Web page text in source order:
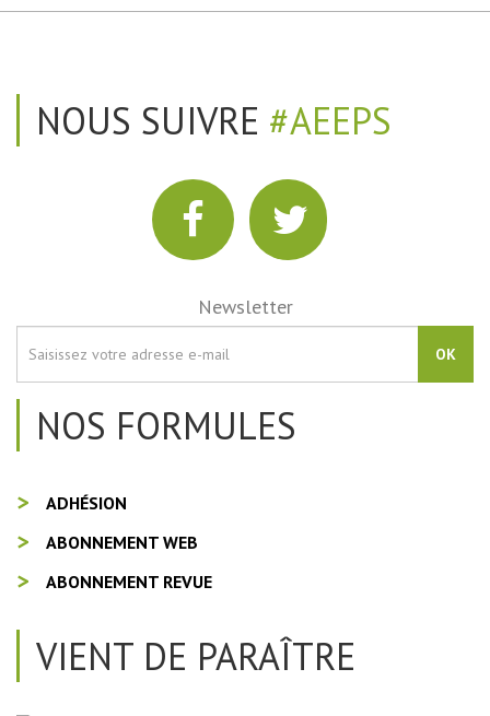
NOUS SUIVRE #AEEPS
Newsletter
OK
NOS FORMULES
ADHÉSION
ABONNEMENT WEB
ABONNEMENT REVUE
VIENT DE PARAÎTRE